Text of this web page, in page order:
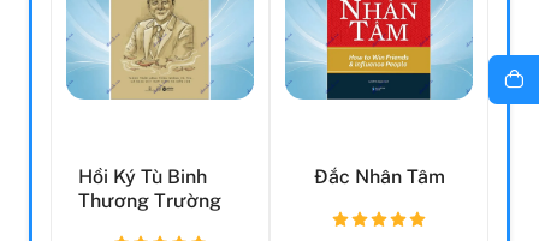
Hồi Ký Tù Binh
Thương Trường
Đắc Nhân Tâm